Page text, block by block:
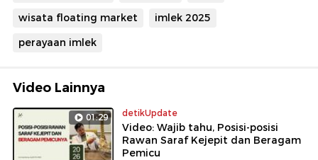
wisata floating market
imlek 2025
perayaan imlek
Video Lainnya
01:29 detikUpdate
Video: Wajib tahu, Posisi-posisi
Rawan Saraf Kejepit dan Beragam
Pemicu